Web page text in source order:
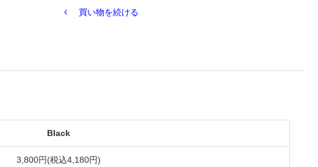
買い物を続ける
Black
3,800円(税込4,180円)